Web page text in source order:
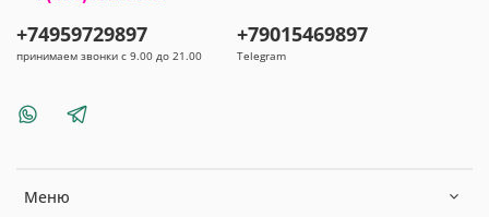
Меню
+74959729897
принимаем звонки с 9.00 до 21.00
+79015469897
Telegram